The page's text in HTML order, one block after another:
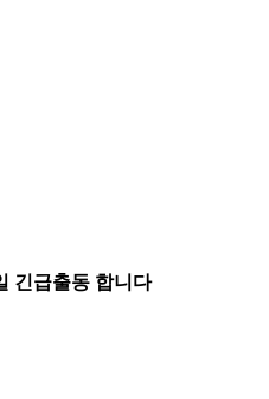
긴급출동 합니다